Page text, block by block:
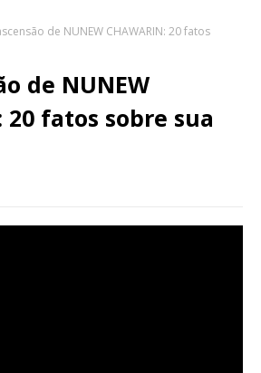
de NUNEW CHAWARIN: 20 fatos
de NUNEW
20 fatos sobre sua